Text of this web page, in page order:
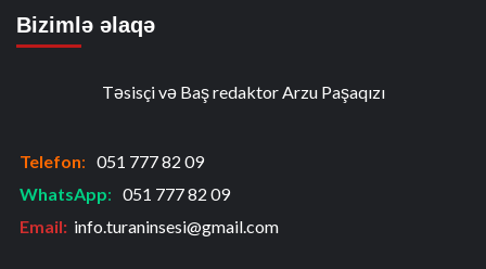
Bizimlə əlaqə
Təsisçi və Baş redaktor Arzu Paşaqızı
Telefon: 051 777 82 09
WhatsApp: 051 777 82 09
Email: info.turaninsesi@gmail.com